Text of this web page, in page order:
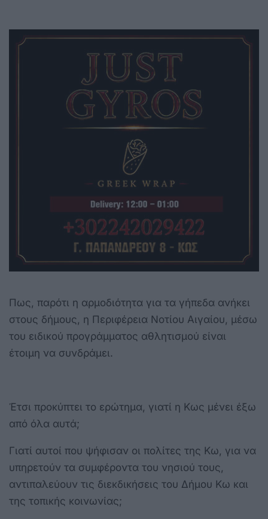
Πως, παρότι η αρμοδιότητα για τα γήπεδα ανήκει
στους δήμους, η Περιφέρεια Νοτίου Αιγαίου, μέσω
του ειδικού προγράμματος αθλητισμού είναι
έτοιμη να συνδράμει.
Έτσι προκύπτει το ερώτημα, γιατί η Κως μένει έξω
από όλα αυτά;
Γιατί αυτοί που ψήφισαν οι πολίτες της Κω, για να
υπηρετούν τα συμφέροντα του νησιού τους,
αντιπαλεύουν τις διεκδικήσεις του Δήμου Κω και
της τοπικής κοινωνίας;